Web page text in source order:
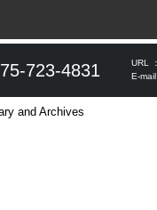
723-4831 URL ：
E-mail
and Archives